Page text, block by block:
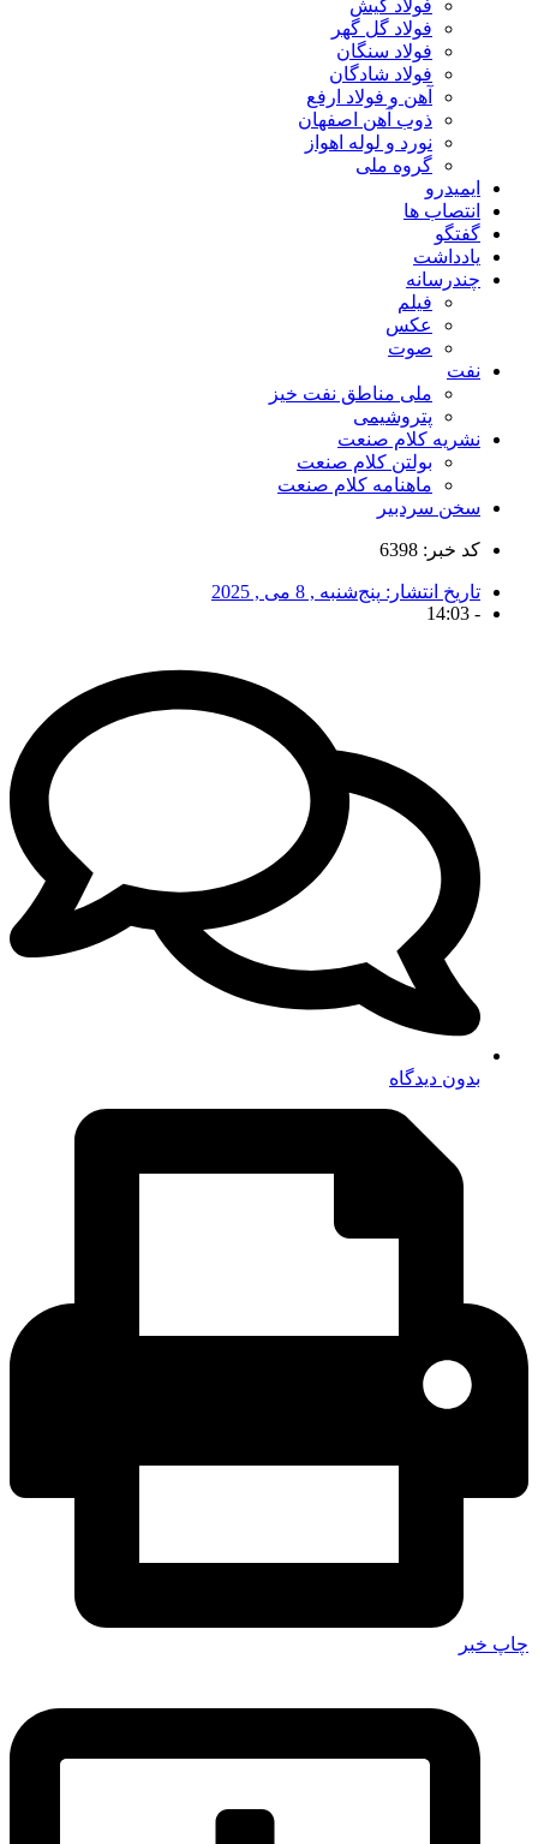
فولاد کیش
فولاد گل گهر
فولاد سنگان
فولاد شادگان
آهن و فولاد ارفع
ذوب آهن اصفهان
نورد و لوله اهواز
گروه ملی
ایمیدرو
انتصاب ها
گفتگو
یادداشت
چندرسانه
فیلم
عکس
صوت
نفت
ملی مناطق نفت خیز
پتروشیمی
نشریه کلام صنعت
بولتن کلام صنعت
ماهنامه کلام صنعت
سخن سردبیر
کد خبر: 6398
تاریخ انتشار: پنج‌شنبه , 8 می , 2025
-
14:03
بدون دیدگاه
چاپ خبر